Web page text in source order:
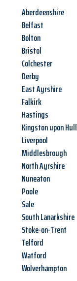
Aberdeenshire
Belfast
Bolton
Bristol
Colchester
Derby
East Ayrshire
Falkirk
Hastings
Kingston upon Hull
Liverpool
Middlesbrough
North Ayrshire
Nuneaton
Poole
Sale
South Lanarkshire
Stoke-on-Trent
Telford
Watford
Wolverhampton